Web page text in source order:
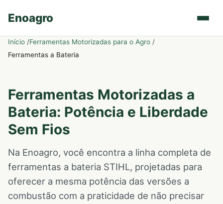
Enoagro
Início
Ferramentas Motorizadas para o Agro
Ferramentas a Bateria
Ferramentas Motorizadas a
Bateria: Potência e Liberdade
Sem Fios
Na Enoagro, você encontra a linha completa de
ferramentas a bateria STIHL, projetadas para
oferecer a mesma potência das versões a
combustão com a praticidade de não precisar